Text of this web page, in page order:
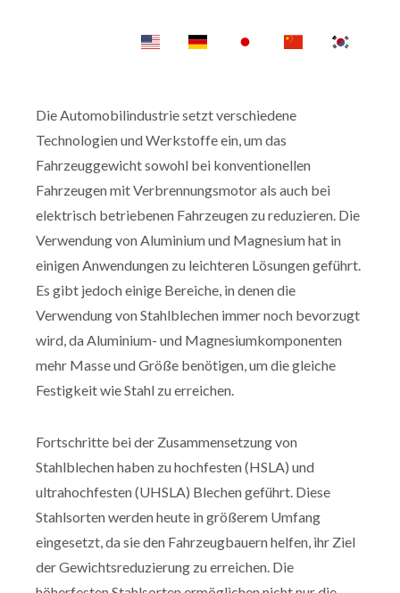
Die Automobilindustrie setzt verschiedene
Technologien und Werkstoffe ein, um das
Fahrzeuggewicht sowohl bei konventionellen
Fahrzeugen mit Verbrennungsmotor als auch bei
elektrisch betriebenen Fahrzeugen zu reduzieren. Die
Verwendung von Aluminium und Magnesium hat in
einigen Anwendungen zu leichteren Lösungen geführt.
Es gibt jedoch einige Bereiche, in denen die
Verwendung von Stahlblechen immer noch bevorzugt
wird, da Aluminium- und Magnesiumkomponenten
mehr Masse und Größe benötigen, um die gleiche
Festigkeit wie Stahl zu erreichen.
Fortschritte bei der Zusammensetzung von
Stahlblechen haben zu hochfesten (HSLA) und
ultrahochfesten (UHSLA) Blechen geführt. Diese
Stahlsorten werden heute in größerem Umfang
eingesetzt, da sie den Fahrzeugbauern helfen, ihr Ziel
der Gewichtsreduzierung zu erreichen. Die